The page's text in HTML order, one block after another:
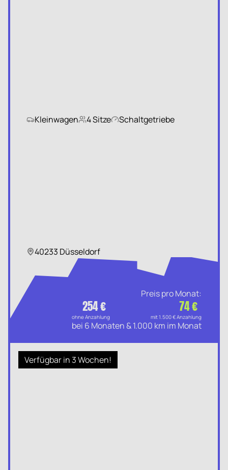
Kleinwagen 4 Sitze Schaltgetriebe
40233 Düsseldorf
Preis pro Monat:
254 €
ohne Anzahlung
74 €
mit 1.500 € Anzahlung
bei 6 Monaten & 1.000 km im Monat
Verfügbar in 3 Wochen!